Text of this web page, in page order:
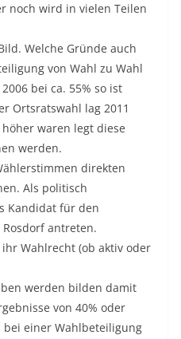
noch wird in vielen Teilen
Welche Gründe auch
von Wahl zu Wahl
bei ca. 55% so ist
Ortsratswahl lag 2011
waren legt diese
werden.
direkten
Als politisch
Kandidat für den
antreten.
Wahlrecht (ob aktiv oder
werden bilden damit
von 40% oder
bei einer Wahlbeteiligung